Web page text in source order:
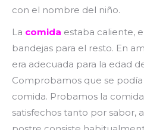
con el nombre del niño.
La comida estaba caliente,
bandejas para el resto. En
era adecuada para la edad
Comprobamos que se
comida. Probamos la
satisfechos tanto por sabor,